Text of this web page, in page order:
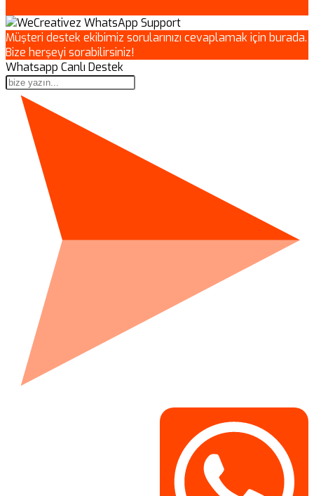
Müşteri destek ekibimiz sorularınızı cevaplamak için burada.
Bize herşeyi sorabilirsiniz!
Whatsapp Canlı Destek